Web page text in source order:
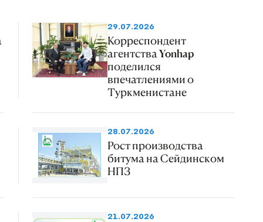
29.07.2026
Корреспондент
агентства Yonhap
поделился
впечатлениями о
Туркменистане
28.07.2026
Рост производства
битума на Сейдинском
НПЗ
21.07.2026